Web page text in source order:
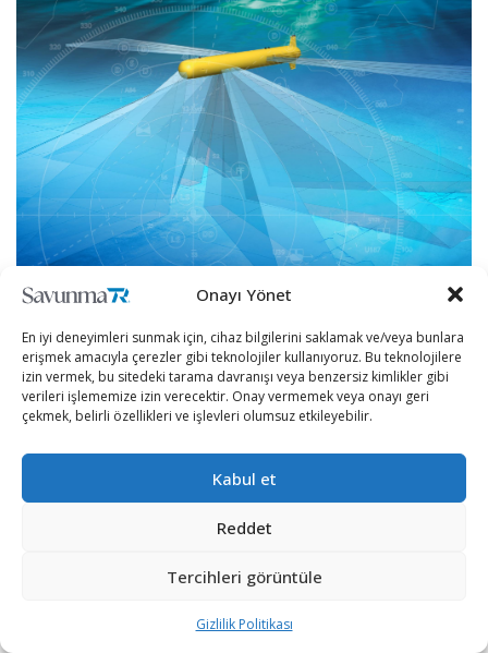
Onayı Yönet
En iyi deneyimleri sunmak için, cihaz bilgilerini saklamak ve/veya bunlara
erişmek amacıyla çerezler gibi teknolojiler kullanıyoruz. Bu teknolojilere
izin vermek, bu sitedeki tarama davranışı veya benzersiz kimlikler gibi
verileri işlememize izin verecektir. Onay vermemek veya onayı geri
çekmek, belirli özellikleri ve işlevleri olumsuz etkileyebilir.
Kabul et
Reddet
Tercihleri görüntüle
Gizlilik Politikası
Thales’in Pathmaster’ı geliştirmesi, özellikle geleneksel
mayın karşı önlem yöntemlerinden modern ve insansız
sistemlere geçişi sağlayan, deniz teknolojilerini
ilerletmeye yönelik daha geniş girişiminin bir parçası
olarak değerlendiriliyor.
Mayınlara karşı önleme faaliyetlerinde insansız
sistemlerin dönemi başlıyor!
Deniz mayınları, kullanılmaya başladıkları yıllardan bu
operasyonlarını engellemenin etkili ve ucuz yollarından